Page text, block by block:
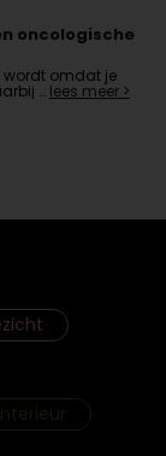
oncologische
wordt omdat je
… lees meer >